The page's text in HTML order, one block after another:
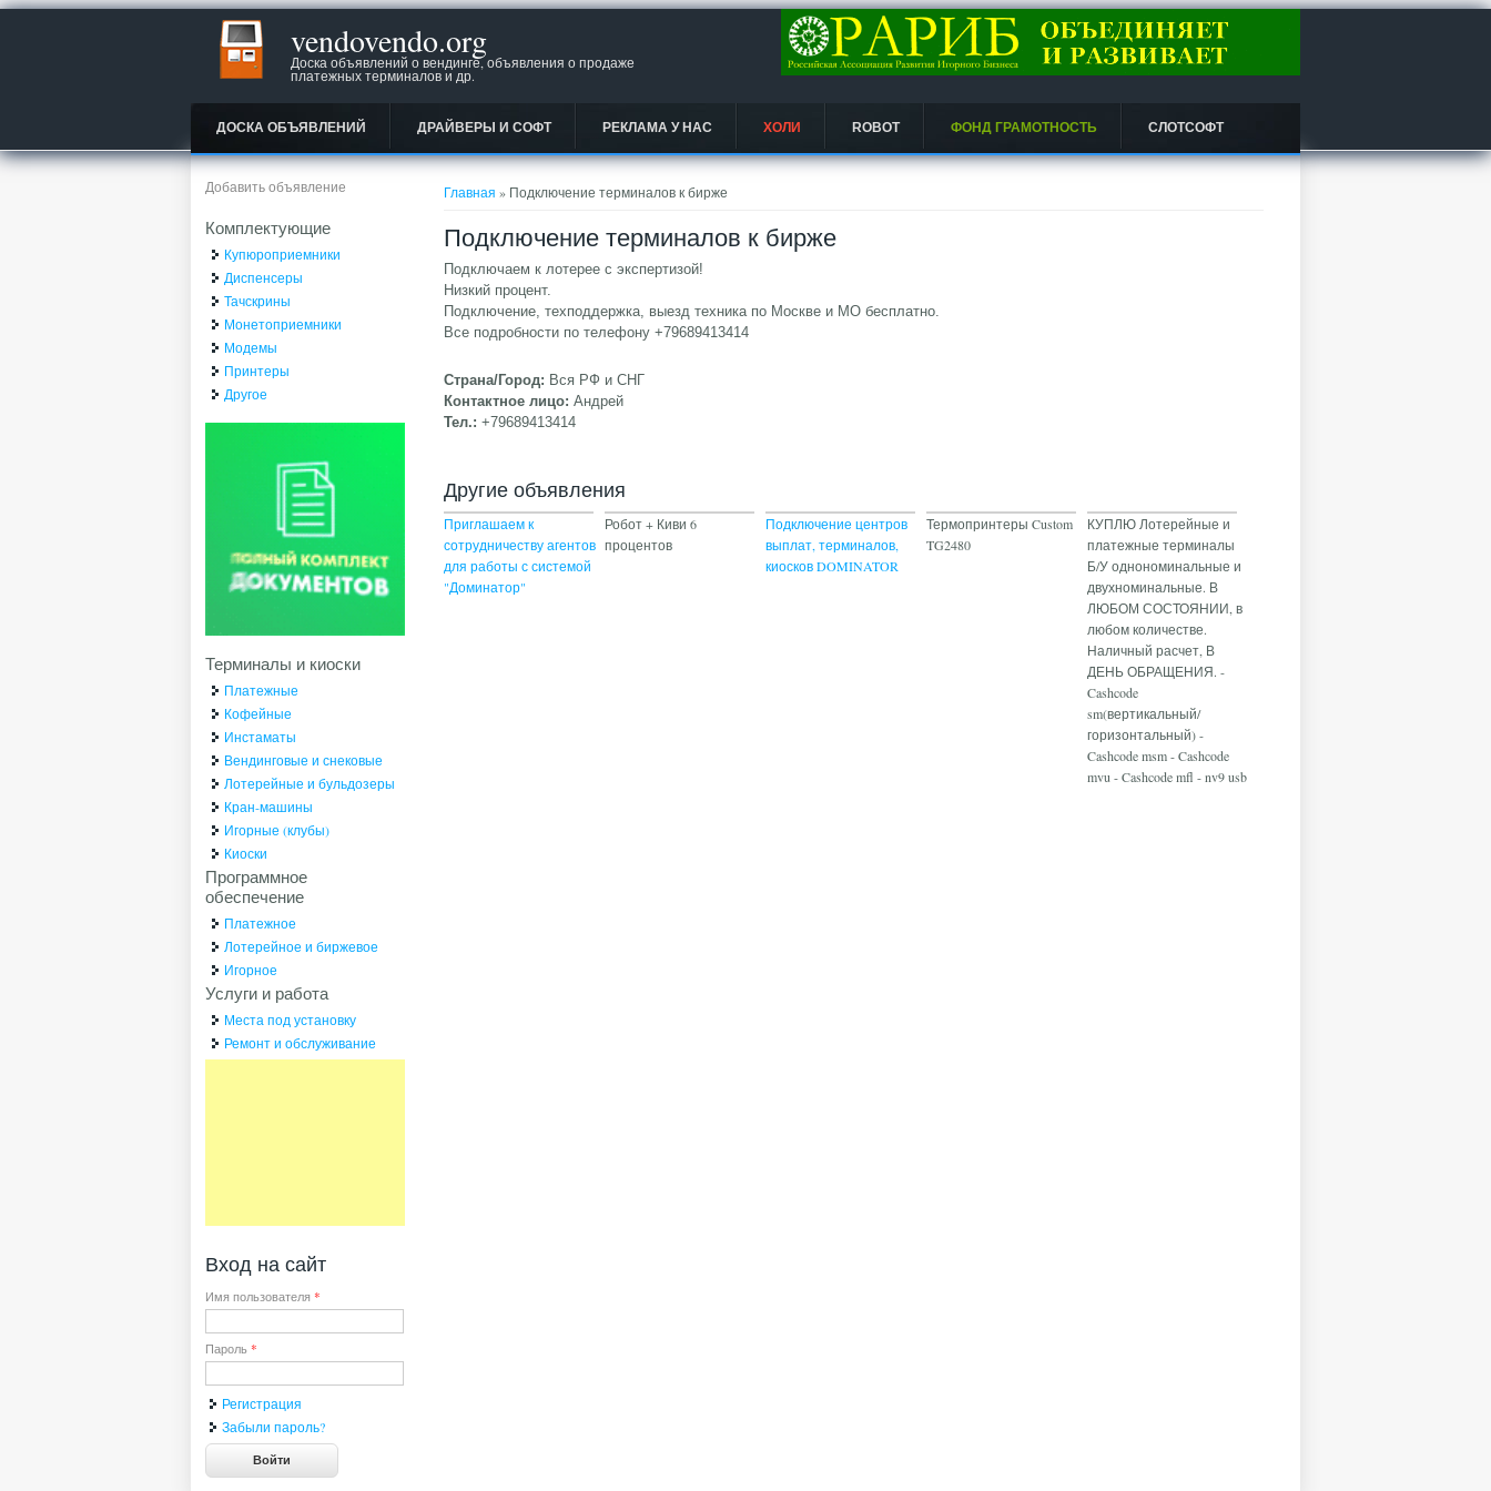
vendovendo.org
Доска объявлений о вендинге, объявления о продаже
платежных терминалов и др.
ДОСКА ОБЪЯВЛЕНИЙ ДРАЙВЕРЫ И СОФТ РЕКЛАМА У НАС ХОЛИ ROBOT ФОНД ГРАМОТНОСТЬ СЛОТСОФТ
Вы здесь
Главная » Подключение терминалов к бирже
Подключение терминалов к бирже
Подключаем к лотерее с экспертизой!
Низкий процент.
Подключение, техподдержка, выезд техника по Москве и МО бесплатно.
Все подробности по телефону +79689413414
Страна/Город: Вся РФ и СНГ
Контактное лицо:Андрей
Тел.:+79689413414
Другие объявления
Приглашаем к
сотрудничеству агентов
для работы с системой
"Доминатор"
Робот + Киви 6
процентов
Подключение центров
выплат, терминалов,
киосков DOMINATOR
Термопринтеры Custom
TG2480
КУПЛЮ Лотерейные и
платежные терминалы
Б/У однономинальные и
двухноминальные. В
ЛЮБОМ СОСТОЯНИИ, в
любом количестве.
Наличный расчет, В
ДЕНЬ ОБРАЩЕНИЯ. -
Cashcode
sm(вертикальный/
горизонтальный) -
Cashcode msm - Cashcode
mvu - Cashcode mfl - nv9 usb
Добавить объявление
Комплектующие
Купюроприемники
Диспенсеры
Тачскрины
Монетоприемники
Модемы
Принтеры
Другое
Терминалы и киоски
Платежные
Кофейные
Инстаматы
Вендинговые и снековые
Лотерейные и бульдозеры
Кран-машины
Игорные (клубы)
Киоски
Программное
обеспечение
Платежное
Лотерейное и биржевое
Игорное
Услуги и работа
Места под установку
Ремонт и обслуживание
Вход на сайт
Имя пользователя *
Пароль *
Регистрация
Забыли пароль?